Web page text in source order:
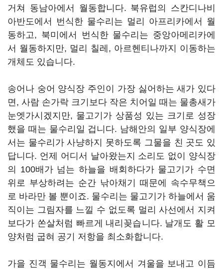
거쳐 동남아에서 월동합니다. 북유럽의 스칸디나비
아반도에서 번식한 물수리는 멀리 아프리카에서 월
동하고, 북미에서 번식한 물수리는 중앙아메리카에
서 월동하지만, 멀리 칠레, 아르헨티나까지 이동하는
개체도 있습니다.
송어나 숭어 양식장 주인이 가장 싫어하는 새가 있다
면, 사람 손가락 크기보다 작은 치어일 때는 물총새가
눈엣가시겠지만, 물고기가 상품성 있는 크기로 성장
했을 때는 물수리일 겁니다. 남해안의 일부 양식장에
서는 물수리가 사냥하지 못하도록 그물을 친 곳도 있
답니다. 언제 어디서 날아왔는지 소리도 없이 양식장
의 100배가 넘는 하늘을 배회하다가 물고기가 수면
위로 부상하려는 순간 낚아채기 때문에 속수무책으
로 바라만 볼 뿐이죠. 물수리는 물고기가 하늘에서 움
직이는 그림자를 느낄 수 없도록 멀리 사선에서 지켜
보다가 쏜살처럼 빠르게 내리꽂습니다. 날개도 활 모
양처럼 굽혀 공기 저항을 최소화합니다.
가을 진객 물수리는 월동지에서 겨울을 보내고 이듬